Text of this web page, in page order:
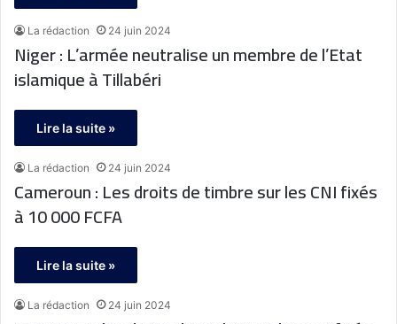
La rédaction 24 juin 2024
Niger : L’armée neutralise un membre de l’Etat
islamique à Tillabéri
Lire la suite »
La rédaction 24 juin 2024
Cameroun : Les droits de timbre sur les CNI fixés
à 10 000 FCFA
Lire la suite »
La rédaction 24 juin 2024